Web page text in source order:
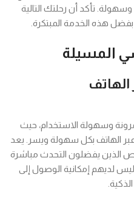
وسهولة. تأكد أن رحلتك التالية
هذه الخدمة المبتكرة.
المسيلة
الهاتف
وسهولة الاستخدام، حيث
الهاتف بكل سهولة ويسر. يعد
الذين يفضلون التحدث مباشرة
لديهم إمكانية الوصول إلى